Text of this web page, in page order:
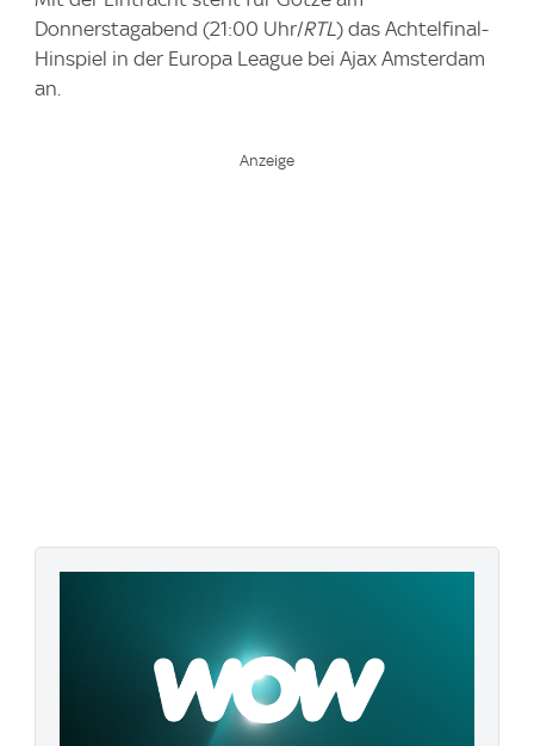
Donnerstagabend (21:00 Uhr/RTL) das Achtelfinal-
Hinspiel in der Europa League bei Ajax Amsterdam
an.